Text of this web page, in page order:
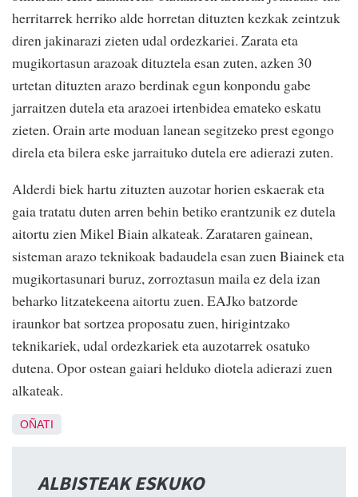
herritarrek herriko alde horretan dituzten kezkak zeintzuk
diren jakinarazi zieten udal ordezkariei. Zarata eta
mugikortasun arazoak dituztela esan zuten, azken 30
urtetan dituzten arazo berdinak egun konpondu gabe
jarraitzen dutela eta arazoei irtenbidea emateko eskatu
zieten. Orain arte moduan lanean segitzeko prest egongo
direla eta bilera eske jarraituko dutela ere adierazi zuten.
Alderdi biek hartu zituzten auzotar horien eskaerak eta
gaia tratatu duten arren behin betiko erantzunik ez dutela
aitortu zien Mikel Biain alkateak. Zarataren gainean,
sisteman arazo teknikoak badaudela esan zuen Biainek eta
mugikortasunari buruz, zorroztasun maila ez dela izan
beharko litzatekeena aitortu zuen. EAJko batzorde
iraunkor bat sortzea proposatu zuen, hirigintzako
teknikariek, udal ordezkariek eta auzotarrek osatuko
dutena. Opor ostean gaiari helduko diotela adierazi zuen
alkateak.
OÑATI
ALBISTEAK ESKUKO